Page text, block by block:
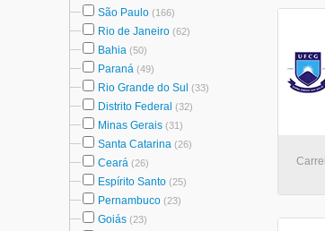
São Paulo (166)
Rio de Janeiro (62)
Bahia (50)
Paraná (49)
Rio Grande do Sul (33)
Distrito Federal (32)
Minas Gerais (31)
Santa Catarina (26)
Ceará (26)
Espírito Santo (25)
Pernambuco (23)
Goiás (23)